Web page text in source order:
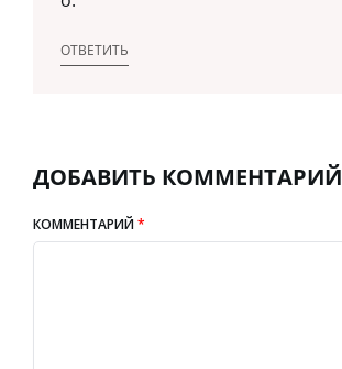
ОТВЕТИТЬ
ДОБАВИТЬ КОММЕНТАРИЙ
КОММЕНТАРИЙ*